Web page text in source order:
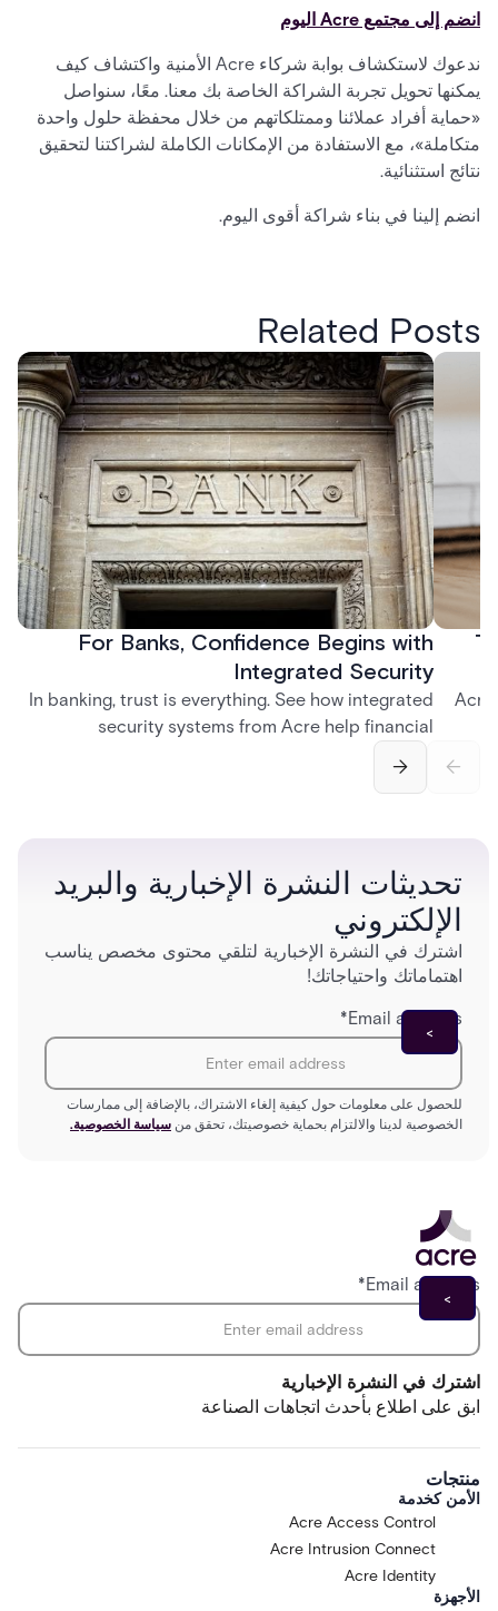
انضم إلى مجتمع Acre اليوم
ندعوك لاستكشاف بوابة شركاء Acre الأمنية واكتشاف كيف
يمكنها تحويل تجربة الشراكة الخاصة بك معنا. معًا، سنواصل
«حماية أفراد عملائنا وممتلكاتهم من خلال محفظة حلول واحدة
متكاملة»، مع الاستفادة من الإمكانات الكاملة لشراكتنا لتحقيق
نتائج استثنائية.
انضم إلينا في بناء شراكة أقوى اليوم.
Related Posts
Acre
For Banks, Confidence Begins with
Integrated Security
In banking, trust is everything. See how integrated
security systems from Acre help financial
customer experiences.
تحديثات النشرة الإخبارية والبريد
الإلكتروني
اشترك في النشرة الإخبارية لتلقي محتوى مخصص يناسب
اهتماماتك واحتياجاتك!
Email address
*
للحصول على معلومات حول كيفية إلغاء الاشتراك، بالإضافة إلى ممارسات
الخصوصية لدينا والالتزام بحماية خصوصيتك، تحقق من سياسة الخصوصية.
اشترك في النشرة الإخبارية
ابق على اطلاع بأحدث اتجاهات الصناعة
Email address
*
منتجات
الأمن كخدمة
Acre Access Control
Acre Intrusion Connect
Acre Identity
الأجهزة